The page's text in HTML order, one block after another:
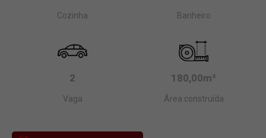
Cozinha Banheiro
2
Vaga
180,00m²
Área construída